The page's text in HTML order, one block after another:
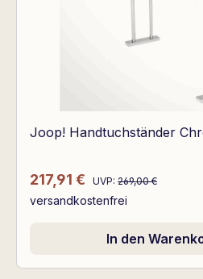
Joop! Handtuchständer
Verkaufspreis:
217,91 € Regulärer Preis:
UVP: 269,00 €
versandkostenfrei
In den